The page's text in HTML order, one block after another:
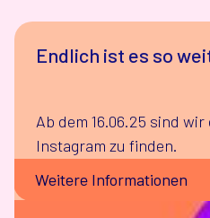
Endlich ist es so
Ab dem 16.06.25 sind
Instagram zu finden.
Weitere Informationen